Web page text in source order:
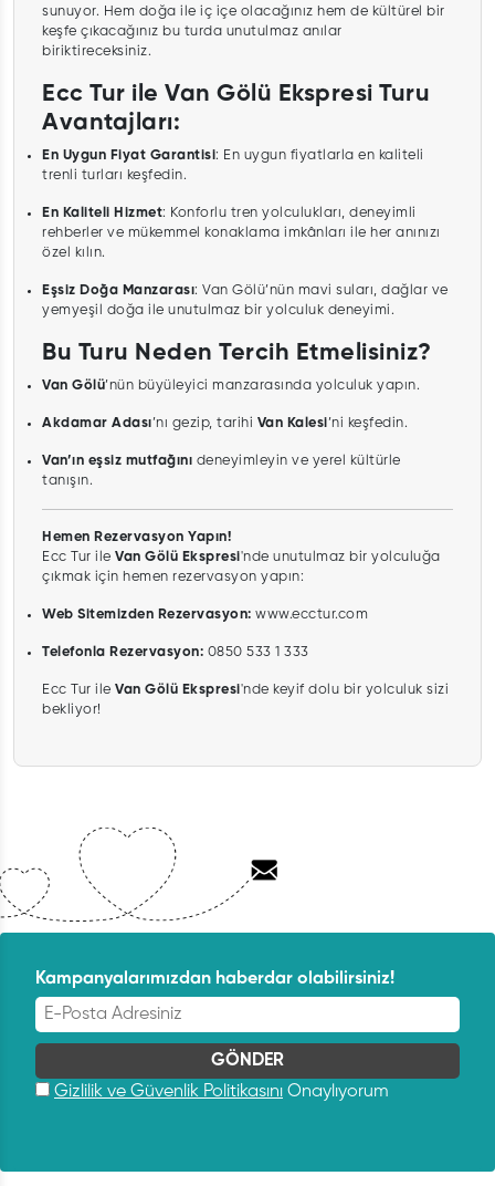
sunuyor. Hem doğa ile iç içe olacağınız hem de kültürel bir
keşfe çıkacağınız bu turda unutulmaz anılar
biriktireceksiniz.
Ecc Tur ile Van Gölü Ekspresi Turu
Avantajları:
En Uygun Fiyat Garantisi: En uygun fiyatlarla en kaliteli
trenli turları keşfedin.
En Kaliteli Hizmet: Konforlu tren yolculukları, deneyimli
rehberler ve mükemmel konaklama imkânları ile her anınızı
özel kılın.
Eşsiz Doğa Manzarası: Van Gölü’nün mavi suları, dağlar ve
yemyeşil doğa ile unutulmaz bir yolculuk deneyimi.
Bu Turu Neden Tercih Etmelisiniz?
Van Gölü’nün büyüleyici manzarasında yolculuk yapın.
Akdamar Adası’nı gezip, tarihi Van Kalesi’ni keşfedin.
Van’ın eşsiz mutfağını deneyimleyin ve yerel kültürle
tanışın.
Hemen Rezervasyon Yapın!
Ecc Tur ile Van Gölü Ekspresi'nde unutulmaz bir yolculuğa
çıkmak için hemen rezervasyon yapın:
Web Sitemizden Rezervasyon: www.ecctur.com
Telefonla Rezervasyon: 0850 533 1 333
Ecc Tur ile Van Gölü Ekspresi'nde keyif dolu bir yolculuk sizi
bekliyor!
Kampanyalarımızdan haberdar olabilirsiniz!
Gizlilik ve Güvenlik Politikasını Onaylıyorum